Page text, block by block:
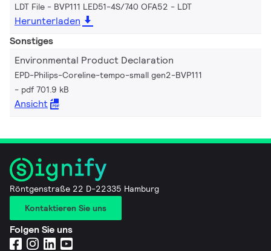
LDT File - BVP111 LED51-4S/740 OFA52 LDT
Herunterladen
Sonstiges
Environmental Product Declaration
EPD-Philips-Coreline-tempo-small gen2-BVP111
pdf 701.9 kB
Ansicht
Röntgenstraße 22 D-22335 Hamburg
Kontaktieren Sie uns
Folgen Sie uns